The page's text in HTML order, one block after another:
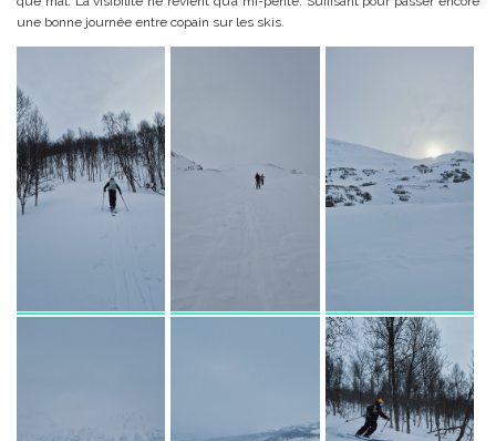
une bonne journée entre copain sur les skis.